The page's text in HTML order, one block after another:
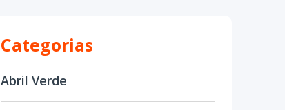
Categorias
Abril Verde